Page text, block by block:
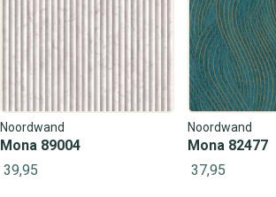
Noordwand
Mona 89004
39,95
Noordwand
Mona 82477
37,95